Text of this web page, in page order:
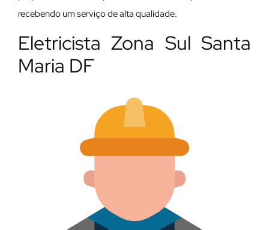
recebendo um serviço de alta qualidade.
Eletricista Zona Sul Santa
Maria DF